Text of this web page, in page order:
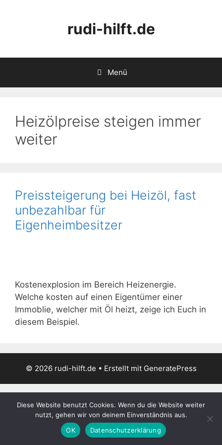
rudi-hilft.de
Menü
Heizölpreise steigen immer
weiter
Preissteigerung bei Heizöl, fast
unbezahlbar für
Eigenheimbesitzer
Kostenexplosion im Bereich Heizenergie.
Welche kosten auf einen Eigentümer einer
Immoblie, welcher mit Öl heizt, zeige ich Euch in
diesem Beispiel.
© 2026 rudi-hilft.de • Erstellt mit GeneratePress
Diese Website benutzt Cookies. Wenn du die Website weiter
nutzt, gehen wir von deinem Einverständnis aus.
OK
Datenschutzerklärung